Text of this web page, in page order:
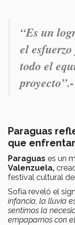
“Es un
el
todo el
proyecto
Paraguas
que
Paraguas es un
Valenzuela,
festival cultural
Sofía reveló el
infancia, la lluvia
sentimos la
empaparnos con